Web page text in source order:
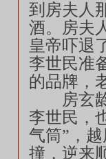
到房夫人
酒。房夫
皇帝吓退
李世民准
的品牌，
房玄龄
李世民，
气筒”，
撞，逆来